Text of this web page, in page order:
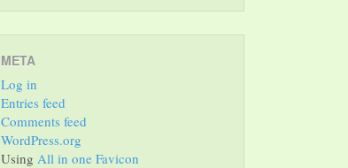
META
Log in
Entries feed
Comments feed
WordPress.org
Using All in one Favicon